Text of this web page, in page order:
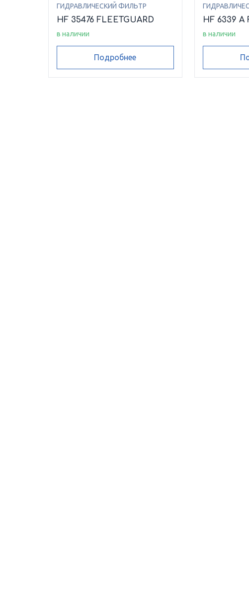
ГИДРАВЛИЧЕСКИЙ ФИЛЬТР
HF 35476 FLEETGUARD
в наличии
Подробнее
HF 6339 A
в наличии